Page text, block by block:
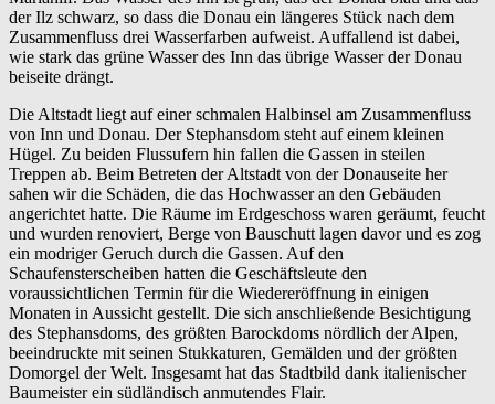
der Ilz schwarz, so dass die Donau ein längeres Stück nach dem
Zusammenfluss drei Wasserfarben aufweist. Auffallend ist dabei,
wie stark das grüne Wasser des Inn das übrige Wasser der Donau
beiseite drängt.
Die Altstadt liegt auf einer schmalen Halbinsel am Zusammenfluss
von Inn und Donau. Der Stephansdom steht auf einem kleinen
Hügel. Zu beiden Flussufern hin fallen die Gassen in steilen
Treppen ab. Beim Betreten der Altstadt von der Donauseite her
sahen wir die Schäden, die das Hochwasser an den Gebäuden
angerichtet hatte. Die Räume im Erdgeschoss waren geräumt, feucht
und wurden renoviert, Berge von Bauschutt lagen davor und es zog
ein modriger Geruch durch die Gassen. Auf den
Schaufensterscheiben hatten die Geschäftsleute den
voraussichtlichen Termin für die Wiedereröffnung in einigen
Monaten in Aussicht gestellt. Die sich anschließende Besichtigung
des Stephansdoms, des größten Barockdoms nördlich der Alpen,
beeindruckte mit seinen Stukkaturen, Gemälden und der größten
Domorgel der Welt. Insgesamt hat das Stadtbild dank italienischer
Baumeister ein südländisch anmutendes Flair.